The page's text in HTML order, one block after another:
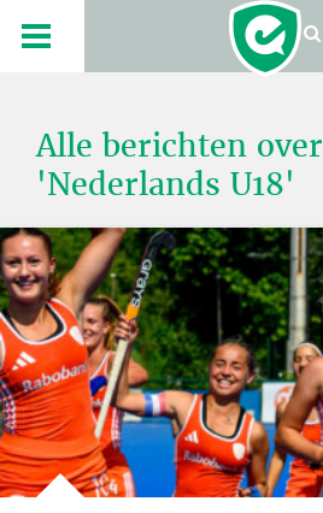
Alle berichten over
'Nederlands U18'